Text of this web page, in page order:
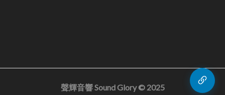
聲輝音響 Sound Glory © 2025